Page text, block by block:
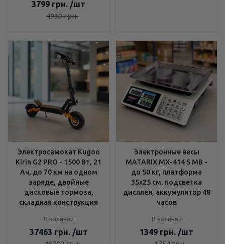
3799 грн. /шт
4939грн.
Электросамокат Kugoo
Kirin G2 PRO - 1500 Вт, 21
Ач, до 70 км на одном
заряде, двойные
дисковые тормоза,
складная конструкция
В наличии
37463 грн. /шт
Электронные весы
MATARIX MX-414 S MB -
до 50 кг, платформа
35x25 см, подсветка
дисплея, аккумулятор 48
часов
В наличии
1349 грн. /шт